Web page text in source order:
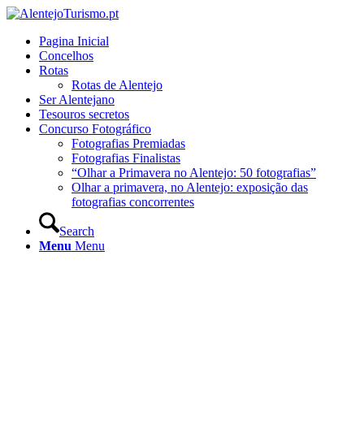
Pagina Inicial
Concelhos
Rotas
Rotas de Alentejo
Ser Alentejano
Tesouros secretos
Concurso Fotográfico
Fotografias Premiadas
Fotografias Finalistas
“Olhar a Primavera no Alentejo: 50 fotografias”
Olhar a primavera, no Alentejo: exposição das
fotografias concorrentes
Search
Menu Menu